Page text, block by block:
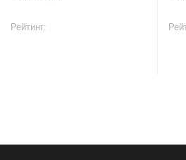
Рейтинг: